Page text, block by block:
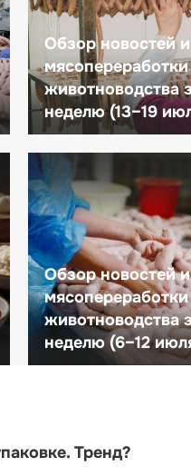
Обзор новостей
животноводства
неделю (13–19
Обзор новостей
животноводства
неделю (6–12
Тренд?